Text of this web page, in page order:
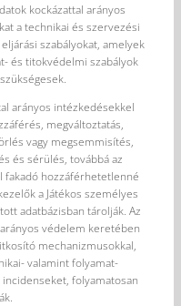
kockázattal arányos
a technikai és szervezési
szabályokat, amelyek
és titokvédelmi szabályok
arányos intézkedésekkel
megváltoztatás,
vagy megsemmisítés,
és sérülés, továbbá az
fakadó hozzáférhetetlenné
a Játékos személyes
adatbázisban tárolják. Az
védelem keretében
mechanizmusokkal,
valamint folyamat-
folyamatosan